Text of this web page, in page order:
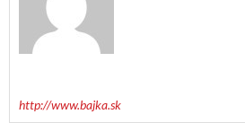
http://www.bajka.sk